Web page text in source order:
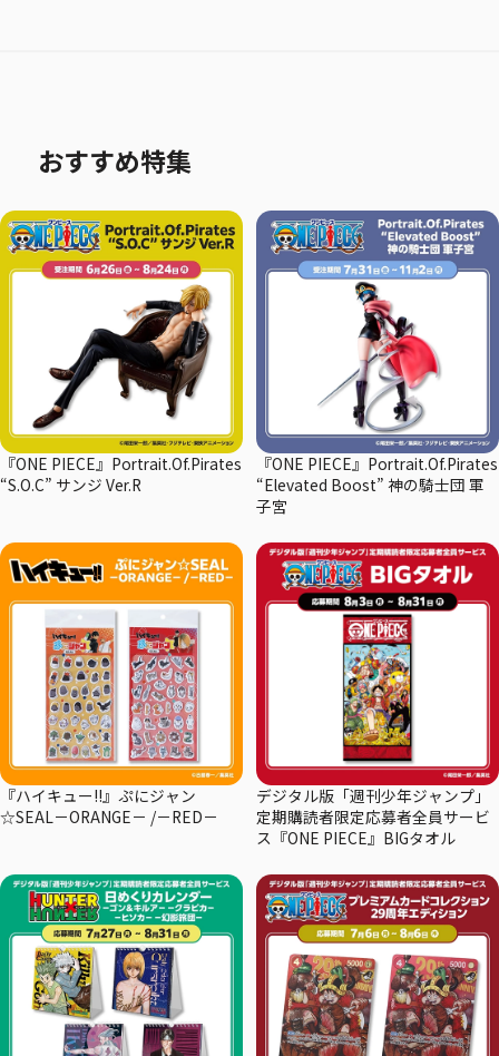
おすすめ特集
『ONE PIECE』Portrait.Of.Pirates
“S.O.C” サンジ Ver.R
『ONE PIECE』Portrait.Of.Pirates
“Elevated Boost” 神の騎士団 軍
子宮
『ハイキュー!!』ぷにジャン
☆SEAL－ORANGE－ /－RED－
デジタル版「週刊少年ジャンプ」
定期購読者限定応募者全員サービ
ス『ONE PIECE』BIGタオル